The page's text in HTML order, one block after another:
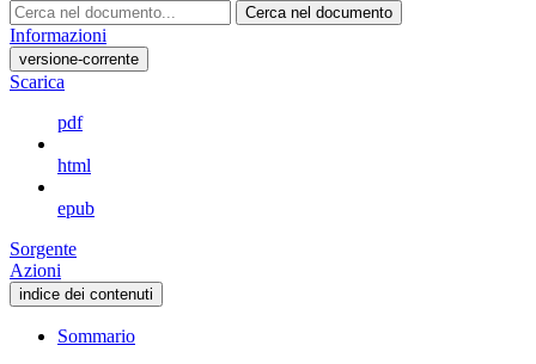
Cerca nel documento
Informazioni
versione-corrente
Scarica
pdf
html
epub
Sorgente
Azioni
indice dei contenuti
Sommario